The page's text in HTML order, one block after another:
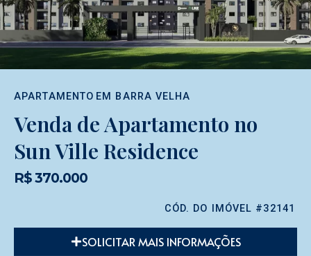
APARTAMENTO EM BARRA VELHA
Venda de Apartamento no
Sun Ville Residence
R$ 370.000
CÓD. DO IMÓVEL #32141
SOLICITAR MAIS INFORMAÇÕES